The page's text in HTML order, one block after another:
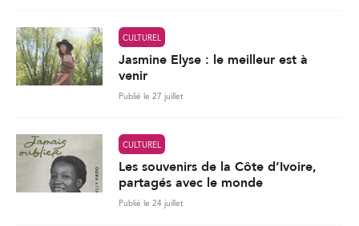
CULTUREL
Jasmine Elyse : le meilleur est à
venir
Publié le 27 juillet
CULTUREL
Les souvenirs de la Côte d’Ivoire,
partagés avec le monde
Publié le 24 juillet